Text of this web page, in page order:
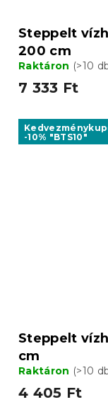
Steppelt
200 cm
Raktáron (>10
7 333 Ft
-10% "BTS10"
Steppelt
cm
Raktáron (>10
4 405 Ft